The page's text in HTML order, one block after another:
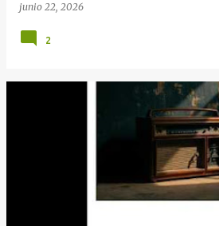
junio 22, 2026
2